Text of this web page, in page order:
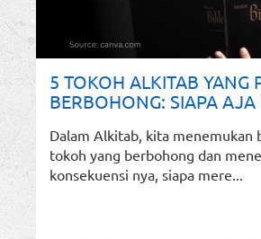
5 TOKOH ALKITAB YANG
BERBOHONG: SIAPA AJA
Dalam Alkitab, kita menemukan
tokoh yang berbohong dan
konsekuensi nya, siapa mere...